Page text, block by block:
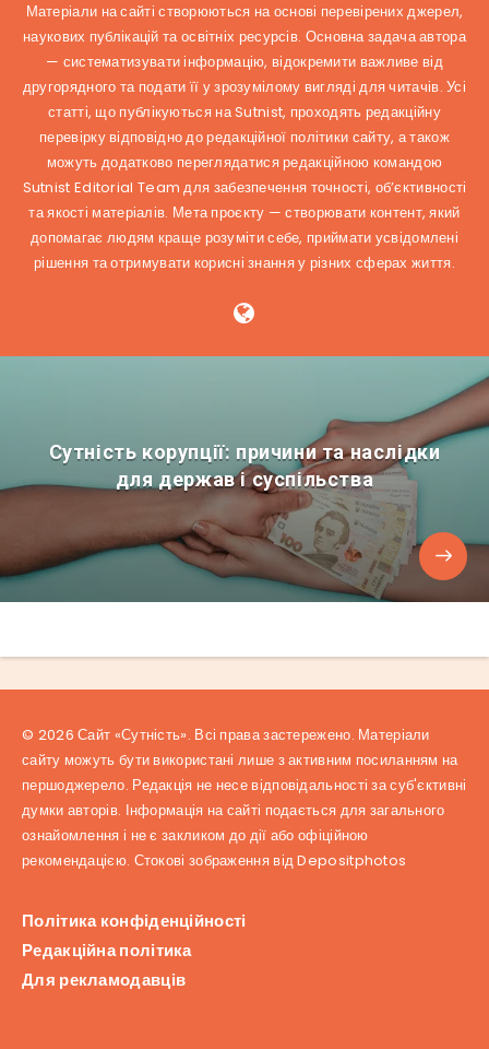
Матеріали на сайті створюються на основі перевірених джерел,
наукових публікацій та освітніх ресурсів. Основна задача автора
— систематизувати інформацію, відокремити важливе від
другорядного та подати її у зрозумілому вигляді для читачів. Усі
статті, що публікуються на Sutnist, проходять редакційну
перевірку відповідно до редакційної політики сайту, а також
можуть додатково переглядатися редакційною командою
Sutnist Editorial Team для забезпечення точності, об’єктивності
та якості матеріалів. Мета проєкту — створювати контент, який
допомагає людям краще розуміти себе, приймати усвідомлені
рішення та отримувати корисні знання у різних сферах життя.
Сутність корупції: причини та наслідки
для держав і суспільства
© 2026 Сайт «Сутність». Всі права застережено. Матеріали
сайту можуть бути використані лише з активним посиланням на
першоджерело. Редакція не несе відповідальності за суб'єктивні
думки авторів. Інформація на сайті подається для загального
ознайомлення і не є закликом до дії або офіційною
рекомендацією. Стокові зображення відDepositphotos
Політика конфіденційності
Редакційна політика
Для рекламодавців